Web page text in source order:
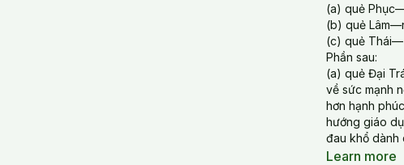
(a) quẻ
(b) quẻ
(c) quẻ Thái—
Phần sau:
(a) quẻ Đại
về sức mạnh
hơn hạnh
hướng giáo
đau khổ dành
(b) giới thiệu
Learn more